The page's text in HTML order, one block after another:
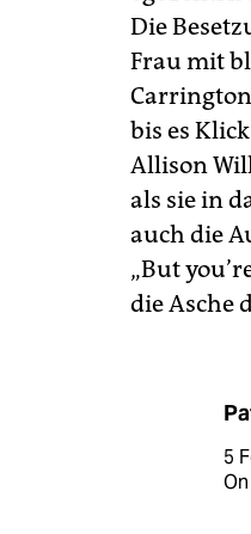
Die
Frau mit
bis es
Allison
als sie in
auch die
„But
die Asche
5